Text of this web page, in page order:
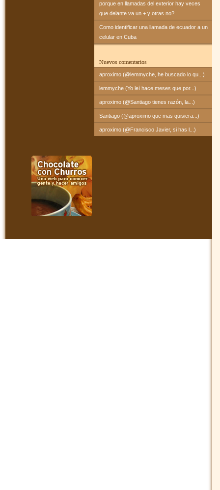
porque en llamadas del exterior hay veces
que delante va un + y otras no?
Como identificar una llamada de ecuador a un
celular en Cuba
Nuevos comentarios
aproximo (@lemmyche, he buscado lo qu...)
lemmyche (Yo leí hace meses que por...)
aproximo (@Santiago tienes razón, la...)
Santiago (@aproximo que mas quisiera...)
aproximo (@Francisco Javier, si has l...)